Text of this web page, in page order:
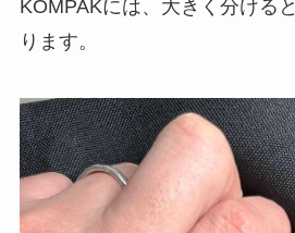
KOMPAKには、大きく分ける
ります。